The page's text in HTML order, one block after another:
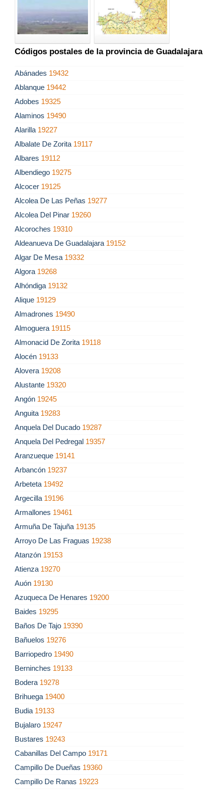
Códigos postales de la provincia de Guadalajara
Abánades 19432
Ablanque 19442
Adobes 19325
Alaminos 19490
Alarilla 19227
Albalate De Zorita 19117
Albares 19112
Albendiego 19275
Alcocer 19125
Alcolea De Las Peñas 19277
Alcolea Del Pinar 19260
Alcoroches 19310
Aldeanueva De Guadalajara 19152
Algar De Mesa 19332
Algora 19268
Alhóndiga 19132
Alique 19129
Almadrones 19490
Almoguera 19115
Almonacid De Zorita 19118
Alocén 19133
Alovera 19208
Alustante 19320
Angón 19245
Anguita 19283
Anquela Del Ducado 19287
Anquela Del Pedregal 19357
Aranzueque 19141
Arbancón 19237
Arbeteta 19492
Argecilla 19196
Armallones 19461
Armuña De Tajuña 19135
Arroyo De Las Fraguas 19238
Atanzón 19153
Atienza 19270
Auón 19130
Azuqueca De Henares 19200
Baides 19295
Baños De Tajo 19390
Bañuelos 19276
Barriopedro 19490
Berninches 19133
Bodera 19278
Brihuega 19400
Budia 19133
Bujalaro 19247
Bustares 19243
Cabanillas Del Campo 19171
Campillo De Dueñas 19360
Campillo De Ranas 19223